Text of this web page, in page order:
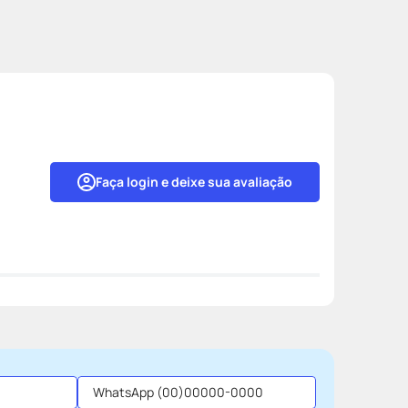
Faça login e deixe sua avaliação